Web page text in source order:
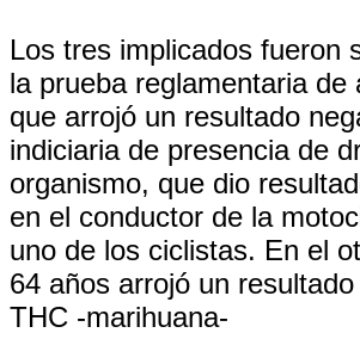
Los tres implicados fueron
la prueba reglamentaria de
que arrojó un resultado
indiciaria de presencia de
organismo, que dio
en el conductor de la
uno de los ciclistas. En el
64 años arrojó un
THC -marihuana-